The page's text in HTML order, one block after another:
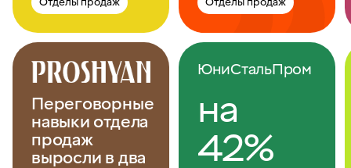
Переговорные
навыки отдела
продаж
выросли в два
ЮниСтальПром
на
42%